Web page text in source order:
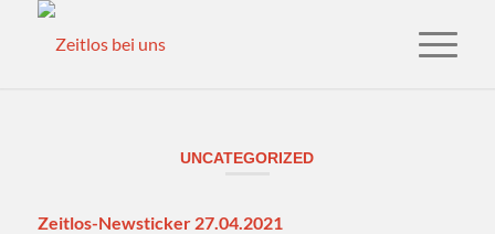
UNCATEGORIZED
Zeitlos-Newsticker 27.04.2021